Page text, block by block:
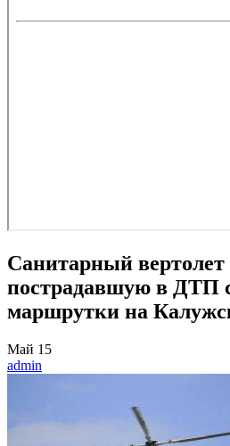
Санитарный вертолет
пострадавшую в ДТП
маршрутки на
Май 15
admin